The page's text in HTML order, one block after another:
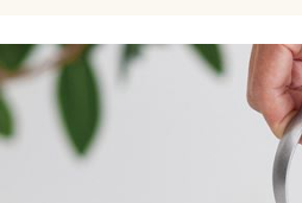
メンズ下着
ジュニア・ティーンズ下着
メンズファッション
メンズ下着
家電・雑貨すべて
家電
寝具・インテリア・家具
寝具・インテリア・家具通販すべて
美容・健康
ジュニア・ティーンズ下着
メンズ下着
家電
キッチン・雑貨・日用品
寝具・インテリア・家具通販すべて
家具・収納
美容・健康
美容・健康通販すべて
制服・スクール